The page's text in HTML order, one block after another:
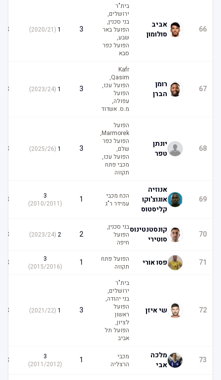
66
אביב
סולומון
בית"ר
ירושלים,
בני סכנין,
הפועל באר
שבע,
הפועל כפר
סבא
2020/21
)
67
רומן
הברן
Kafr
Qasim,
הפועל עכו,
הפועל
עפולה,
מ.ס. אשדוד
2023/24
)
68
יונתן
טפר
הפועל
Marmorek,
הפועל כפר
שלם,
הפועל עכו,
מכבי פתח
תקווה
2025/26
)
69
אנוזיה
אוגוצ'וקו
קליסטוס
הכח מכבי
עמידר ר"ג
2010/2011
)
70
קונסטנטינוס
סוטירי
בני סכנין,
הפועל
חיפה
(
2023/24
)
71 פסו אורי
הפועל פתח
תקווה
2015/2016
)
72 שי איזן
בית"ר
ירושלים,
בני יהודה,
הפועל
ראשון
לציון,
הפועל תל
אביב
2021/22
)
73
מלכה
אבי
מכבי
הרצליה
2011/2012
)